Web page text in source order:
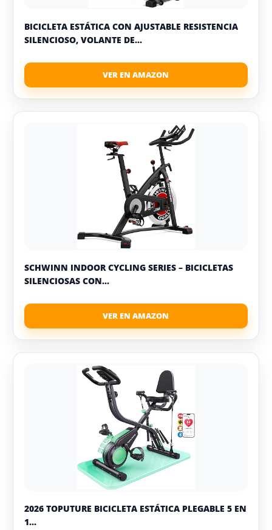
BICICLETA ESTÁTICA CON AJUSTABLE RESISTENCIA
SILENCIOSO, VOLANTE DE...
SCHWINN INDOOR CYCLING SERIES – BICICLETAS
SILENCIOSAS CON...
2026 TOPUTURE BICICLETA ESTÁTICA PLEGABLE 5 EN
1...